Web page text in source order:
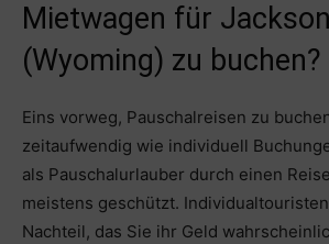
Mietwagen für Jackson
(Wyoming) zu buchen?
Eins vorweg, Pauschalreisen zu
zeitaufwendig wie individuell
als Pauschalurlauber durch einen
meistens geschützt.
Nachteil, das Sie ihr Geld